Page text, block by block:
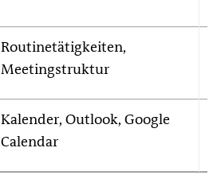
Routinetätigkeiten,
Meetingstruktur
Kalender, Outlook, Google
Calendar